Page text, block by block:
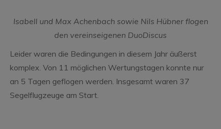
Isabell und Max Achenbach sowie Nils Hübner flogen
den vereinseigenen DuoDiscus
Leider waren die Bedingungen in diesem Jahr äußerst
komplex. Von 11 möglichen Wertungstagen konnte nur
an 5 Tagen geflogen werden. Insgesamt waren 37
Segelflugzeuge am Start.